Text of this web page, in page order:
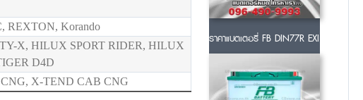
REXTON, Korando
X, HILUX SPORT RIDER, HILUX
D4D
X-TEND CAB CNG
ราคาแบตเตอรี่ FB DIN77R EXI